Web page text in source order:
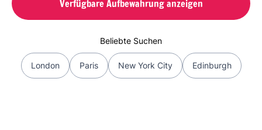
Verfügbare Aufbewahrung anzeigen
Beliebte Suchen
London Paris New York City Edinburgh